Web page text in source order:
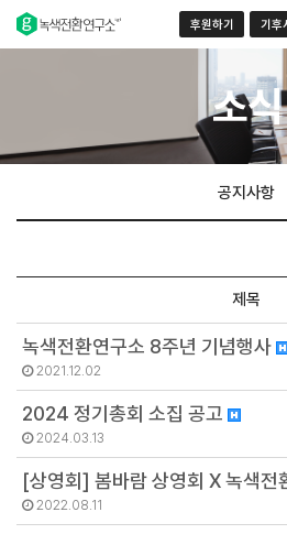
후원하기 기후
소식
공지사항
제목
녹색전환연구소 8주년 기념행사
2021.12.02
2024 정기총회 소집 공고
2024.03.13
[상영회] 봄바람 상영회 X 녹색전
2022.08.11